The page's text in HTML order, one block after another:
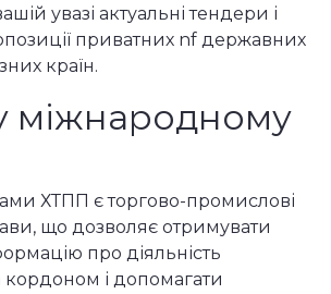
увазі актуальні тендери і
приватних nf державних
країн.
міжнародному
ХТПП є торгово-промислові
що дозволяє отримувати
про діяльність
кордоном і допомагати